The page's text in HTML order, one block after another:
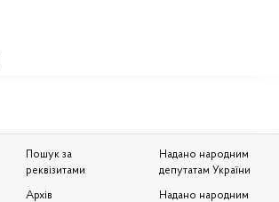
Пошук за
реквізитами
Архів
Надано народним
депутатам України
Надано народним